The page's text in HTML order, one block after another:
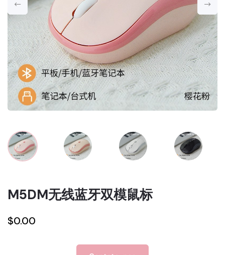
M5DM无线蓝牙双模鼠标
$0.00